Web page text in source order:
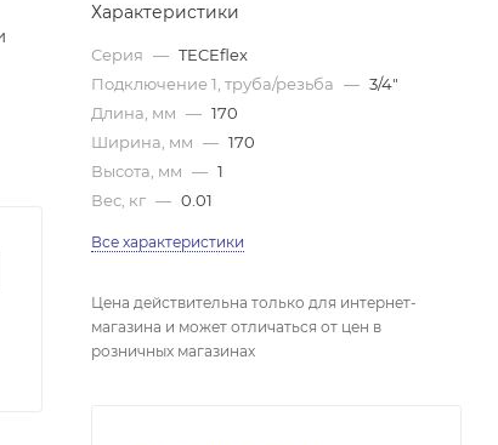
Характеристики
Серия — TECEflex
Подключение 1, труба/резьба — 3/4"
Длина, мм — 170
Ширина, мм — 170
Высота, мм — 1
Вес, кг — 0.01
Все характеристики
Цена действительна только для интернет-
магазина и может отличаться от цен в
розничных магазинах